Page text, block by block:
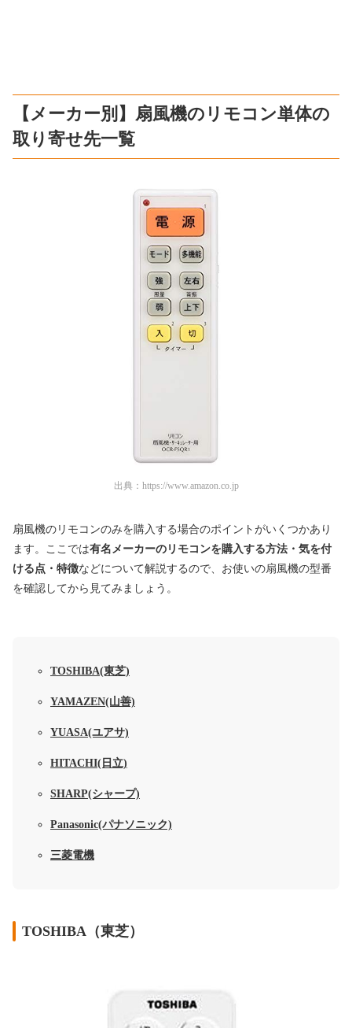
【メーカー別】扇風機のリモコン単体の
取り寄せ先一覧
出典： https://www.amazon.co.jp
扇風機のリモコンのみを購入する場合のポイントがいくつかあり
ます。ここでは有名メーカーのリモコンを購入する方法・気を付
ける点・特徴などについて解説するので、お使いの扇風機の型番
を確認してから見てみましょう。
TOSHIBA(東芝)
YAMAZEN(山善)
YUASA(ユアサ)
HITACHI(日立)
SHARP(シャープ)
Panasonic(パナソニック)
三菱電機
TOSHIBA（東芝）